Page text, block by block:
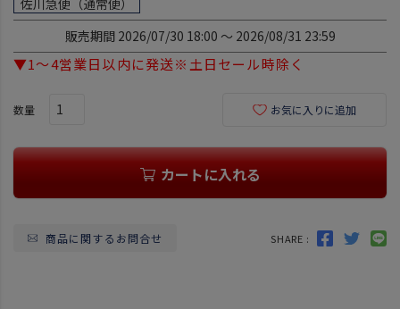
)
販売期間 2026/07/30 18:00 〜 2026/08/31 23:59
▼1～4営業日以内に発送※土日セール時除く
お気に入りに追加
カートに入れる
商品に関するお問合せ SHARE :